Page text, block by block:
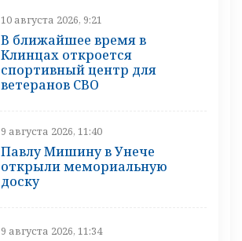
10 августа 2026, 9:21
В ближайшее время в
Клинцах откроется
спортивный центр для
ветеранов СВО
9 августа 2026, 11:40
Павлу Мишину в Унече
открыли мемориальную
доску
9 августа 2026, 11:34